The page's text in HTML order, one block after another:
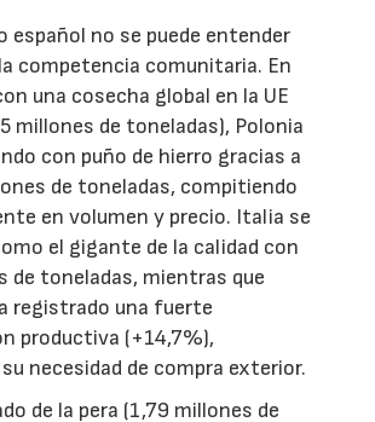
español no se puede entender
competencia comunitaria. En
una cosecha global en la UE
millones de toneladas), Polonia
con puño de hierro gracias a
de toneladas, compitiendo
en volumen y precio. Italia se
el gigante de la calidad con
de toneladas, mientras que
registrado una fuerte
productiva (+14,7%),
necesidad de compra exterior.
de la pera (1,79 millones de